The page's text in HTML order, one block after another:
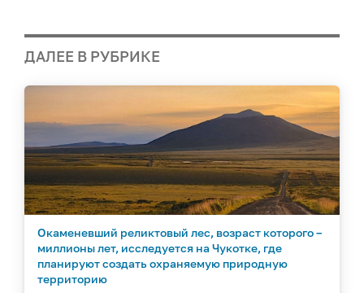
ДАЛЕЕ В РУБРИКЕ
Окаменевший реликтовый лес, возраст которого –
миллионы лет, исследуется на Чукотке, где
планируют создать охраняемую природную
территорию